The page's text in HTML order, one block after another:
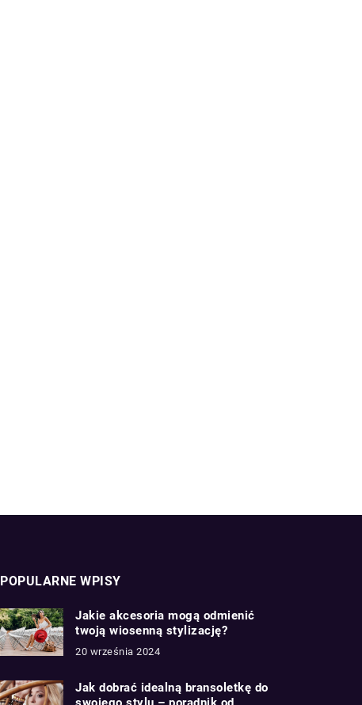
POPULARNE WPISY
Jakie akcesoria mogą odmienić
twoją wiosenną stylizację?
20 września 2024
Jak dobrać idealną bransoletkę do